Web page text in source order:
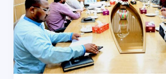
সেলের
উদ্যােগে
চবি
উপাচার্যের
সঙ্গে